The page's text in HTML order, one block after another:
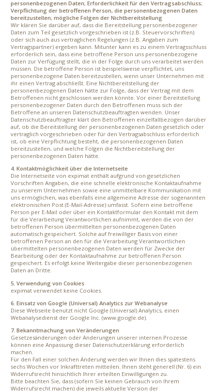
personenbezogenen Daten; Erforderlichkeit für den Vertragsabschluss;
Verpflichtung der betroffenen Person, die personenbezogenen Daten
bereitzustellen; mögliche Folgen der Nichtbereitstellung
Wir klären Sie darüber auf, dass die Bereitstellung personenbezogener
Daten zum Teil gesetzlich vorgeschrieben ist (z.B. Steuervorschriften)
oder sich auch aus vertraglichen Regelungen (z.B. Angaben zum
Vertragspartner) ergeben kann. Mitunter kann es zu einem Vertragsschluss
erforderlich sein, dass eine betroffene Person uns personenbezogene
Daten zur Verfügung stellt, die in der Folge durch uns verarbeitet werden
müssen. Die betroffene Person ist beispielsweise verpflichtet, uns
personenbezogene Daten bereitzustellen, wenn unser Unternehmen mit
ihr einen Vertrag abschließt. Eine Nichtbereitstellung der
personenbezogenen Daten hätte zur Folge, dass der Vertrag mit dem
Betroffenen nicht geschlossen werden könnte. Vor einer Bereitstellung
personenbezogener Daten durch den Betroffenen muss sich der
Betroffene an unseren Datenschutzbeauftragten wenden. Unser
Datenschutzbeauftragter klärt den Betroffenen einzelfallbezogen darüber
auf, ob die Bereitstellung der personenbezogenen Daten gesetzlich oder
vertraglich vorgeschrieben oder für den Vertragsabschluss erforderlich
ist, ob eine Verpflichtung besteht, die personenbezogenen Daten
bereitzustellen, und welche Folgen die Nichtbereitstellung der
personenbezogenen Daten hätte.
4. Kontaktmöglichkeit über die Internetseite
Die Internetseite von expimat enthält aufgrund von gesetzlichen
Vorschriften Angaben, die eine schnelle elektronische Kontaktaufnahme
zu unserem Unternehmen sowie eine unmittelbare Kommunikation mit
uns ermöglichen, was ebenfalls eine allgemeine Adresse der sogenannten
elektronischen Post (E-Mail-Adresse) umfasst. Sofern eine betroffene
Person per E-Mail oder über ein Kontaktformular den Kontakt mit dem
für die Verarbeitung Verantwortlichen aufnimmt, werden die von der
betroffenen Person übermittelten personenbezogenen Daten
automatisch gespeichert. Solche auf freiwilliger Basis von einer
betroffenen Person an den für die Verarbeitung Verantwortlichen
übermittelten personenbezogenen Daten werden für Zwecke der
Bearbeitung oder der Kontaktaufnahme zur betroffenen Person
gespeichert. Es erfolgt keine Weitergabe dieser personenbezogenen
Daten an Dritte.
5. Verwendung von Cookies
expimat verwendet keine Cookies.
6. Einsatz von Google (Universal) Analytics zur Webanalyse
Diese Webseite benutzt nicht Google (Universal) Analytics, einen
Webanalysedienst der Google Inc. (www.google.de).
7. Bekanntmachung von Veränderungen
Gesetzesänderungen oder Änderungen unserer internen Prozesse
können eine Anpassung dieser Datenschutzerklärung erforderlich
machen.
Für den Fall einer solchen Änderung werden wir Ihnen dies spätestens
sechs Wochen vor Inkrafttreten mitteilen. Ihnen steht generell (Nr. 6) ein
Widerrufsrecht hinsichtlich Ihrer erteilten Einwilligungen zu.
Bitte beachten Sie, dass (sofern Sie keinen Gebrauch von Ihrem
Widerrufsrecht machen) die jeweils aktuelle Version der